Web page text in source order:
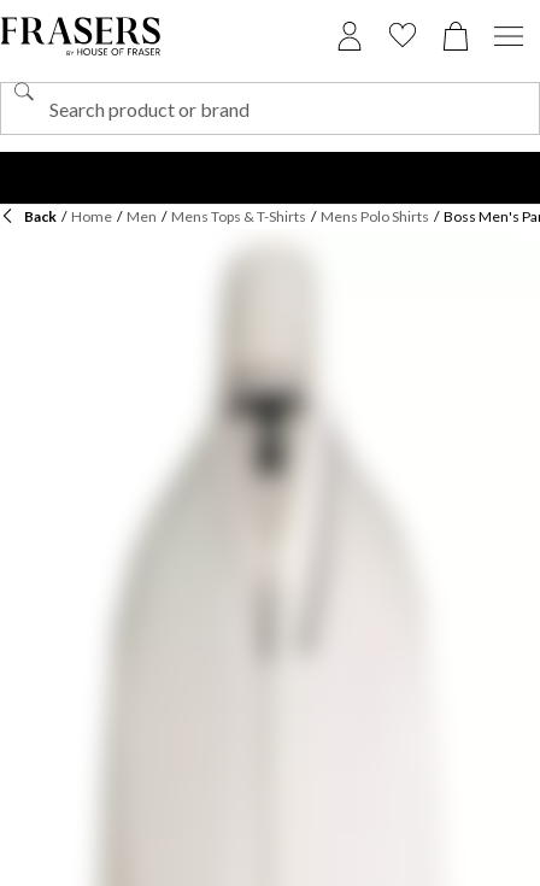
Back / Home / Men / Mens Tops & T-Shirts / Mens Polo Shirts / Boss Men's